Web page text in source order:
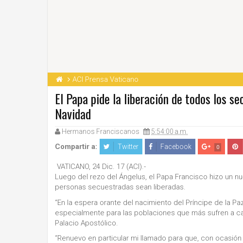
ACI Prensa Vaticano
El Papa pide la liberación de todos los
Navidad
Hermanos Franciscanos 5:54:00 a.m.
Compartir a: Twitter Facebook 0
VATICANO, 24 Dic. 17 (ACI).-
Luego del rezo del Ángelus, el Papa Francisco hizo un
personas secuestradas sean liberadas.
“En la espera orante del nacimiento del Príncipe de la
especialmente para las poblaciones que más sufren a
Palacio Apostólico.
“Renuevo en particular mi llamado para que, con